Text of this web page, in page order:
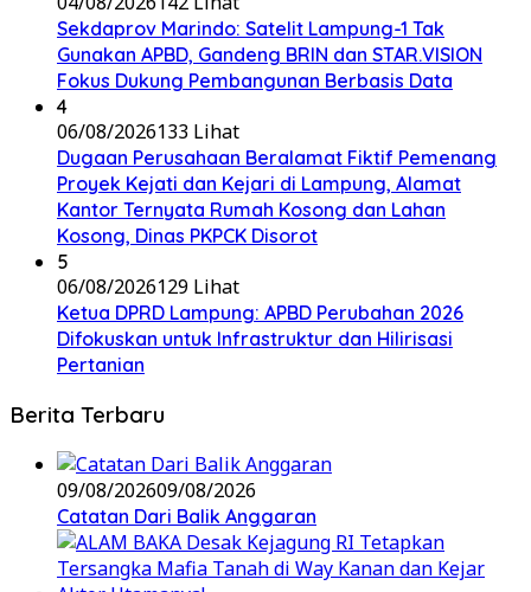
Sekdaprov Marindo: Satelit Lampung-1 Tak
Gunakan APBD, Gandeng BRIN dan STAR.VISION
Fokus Dukung Pembangunan Berbasis Data
4
06/08/2026133 Lihat
Dugaan Perusahaan Beralamat Fiktif Pemenang
Proyek Kejati dan Kejari di Lampung, Alamat
Kantor Ternyata Rumah Kosong dan Lahan
Kosong, Dinas PKPCK Disorot
5
06/08/2026129 Lihat
Ketua DPRD Lampung: APBD Perubahan 2026
Difokuskan untuk Infrastruktur dan Hilirisasi
Pertanian
Berita Terbaru
09/08/202609/08/2026
Catatan Dari Balik Anggaran